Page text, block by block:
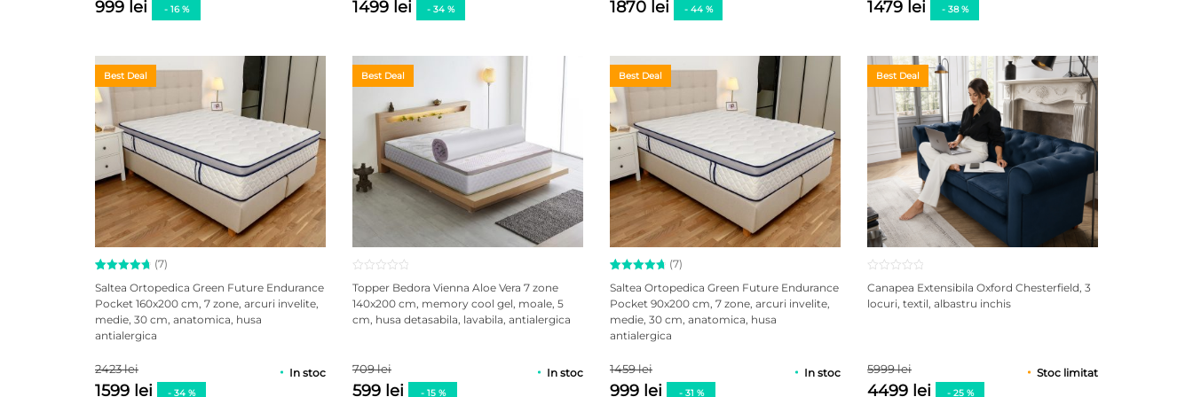
999 lei - 16 % 1499 lei - 34 % 1870 lei - 44 % 1479 lei - 38 %
Best Deal
Evaluat la
4.86din
5 pe baza
a
7
evaluări
de la
(7)
Saltea Ortopedica Green Future Endurance
Pocket 160x200 cm, 7 zone, arcuri invelite,
medie, 30 cm, anatomica, husa
antialergica
2423 lei
1599 lei - 34 %
In stoc
Best Deal
Topper Bedora Vienna Aloe Vera 7 zone
140x200 cm, memory cool gel, moale, 5
cm, husa detasabila, lavabila, antialergica
709 lei
599 lei - 15 %
In stoc
Best Deal
Evaluat la
4.86din
5 pe baza
a
7
evaluări
de la
(7)
Saltea Ortopedica Green Future Endurance
Pocket 90x200 cm, 7 zone, arcuri invelite,
medie, 30 cm, anatomica, husa
antialergica
1459 lei
999 lei - 31 %
In stoc
Best Deal
Canapea Extensibila Oxford Chesterfield, 3
locuri, textil, albastru inchis
5999 lei
4499 lei - 25 %
Stoc limitat